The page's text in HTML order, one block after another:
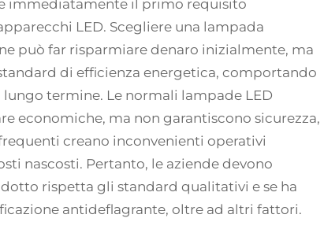
immediatamente il primo requisito
LED. Scegliere una lampada
può far risparmiare denaro inizialmente, ma
di efficienza energetica, comportando
termine. Le normali lampade LED
economiche, ma non garantiscono sicurezza,
creano inconvenienti operativi
nascosti. Pertanto, le aziende devono
rispetta gli standard qualitativi e se ha
antideflagrante, oltre ad altri fattori.